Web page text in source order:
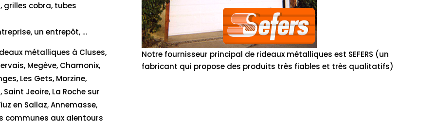
grilles cobra, tubes
un entrepôt, …
métalliques à Cluses,
Megève, Chamonix,
Les Gets, Morzine,
Jeoire, La Roche sur
en Sallaz, Annemasse,
communes aux alentours
Notre fournisseur principal de rideaux métalliques est SEFERS (un
fabricant qui propose des produits très fiables et très qualitatifs)